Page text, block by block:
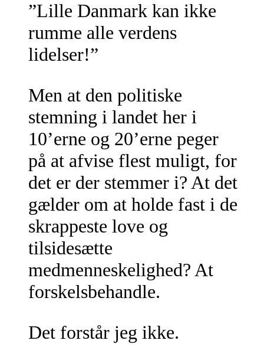
”Lille Danmark kan ikke
rumme alle verdens
lidelser!”
Men at den politiske
stemning i landet her i
10’erne og 20’erne peger
på at afvise flest muligt, for
det er der stemmer i? At det
gælder om at holde fast i de
skrappeste love og
tilsidesætte
medmenneskelighed? At
forskelsbehandle.
Det forstår jeg ikke.